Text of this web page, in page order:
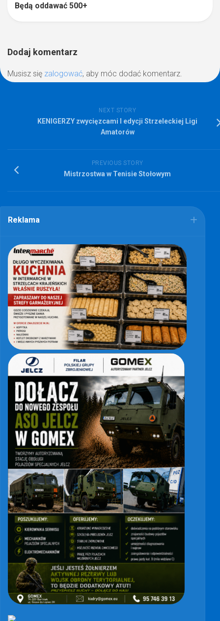
Będą oddawać 500+
Dodaj komentarz
Musisz się zalogować, aby móc dodać komentarz.
NEXT STORY
KENIGERZY zwycięzcami I edycji Strzeleckiej Ligi
Amatorów
PREVIOUS STORY
Mistrzostwa w Tenisie Stołowym
Reklama